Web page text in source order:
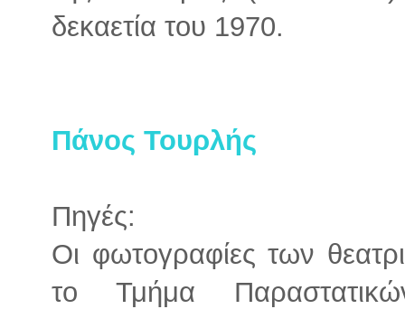
δεκαετία του 1970.
Πάνος Τουρλής
Πηγές:
Οι φωτογραφίες των
το Τμήμα